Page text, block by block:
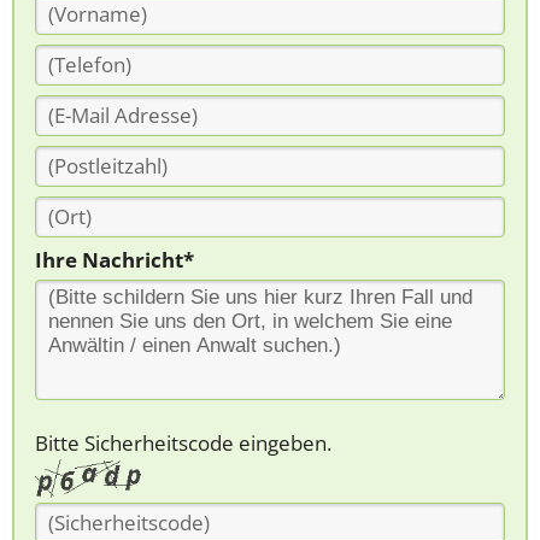
Ihre Nachricht*
Bitte Sicherheitscode eingeben.